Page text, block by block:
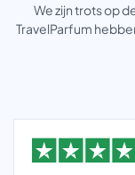
We zijn trots op
TravelParfum